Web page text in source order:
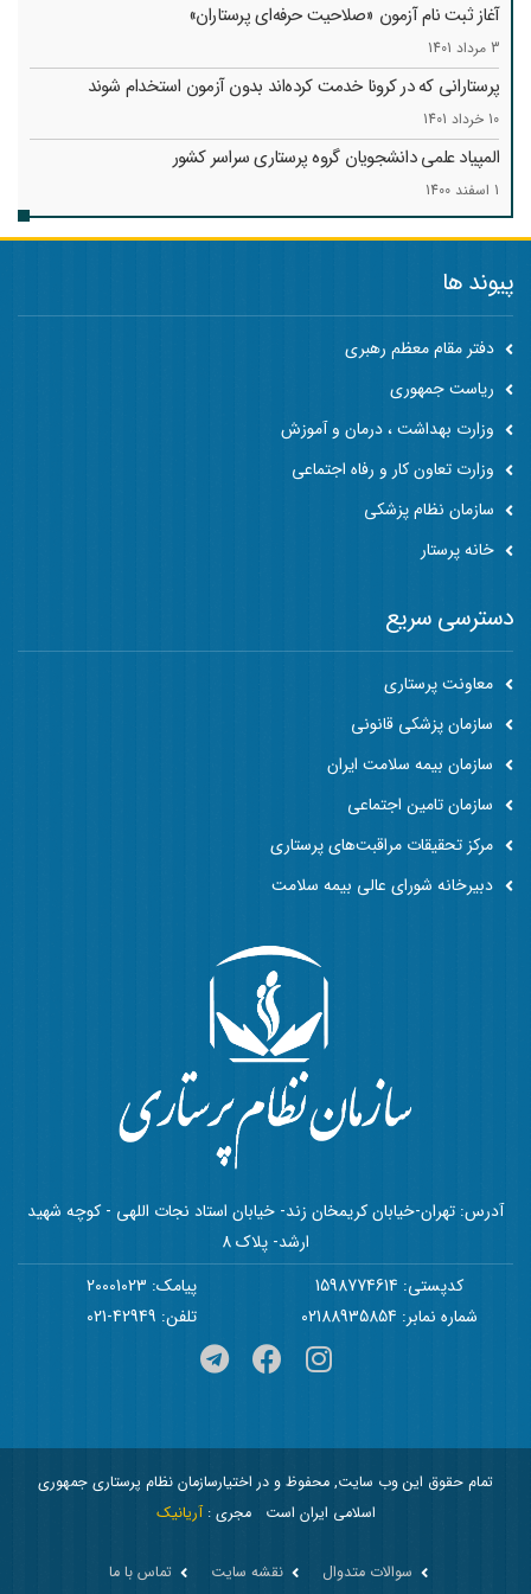
آغاز ثبت نام آزمون «صلاحیت حرفه‌ای پرستاران»
3 مرداد 1401
پرستارانی که در کرونا خدمت کرد‌ه‌اند بدون آزمون استخدام شوند
10 خرداد 1401
المپیاد علمی دانشجویان گروه پرستاری سراسر کشور
1 اسفند 1400
پیوند ها
دفتر مقام معظم رهبری
ریاست جمهوری
وزارت بهداشت ، درمان و آموزش
وزارت تعاون کار و رفاه اجتماعی
سازمان نظام پزشکی
خانه پرستار
آدرس: تهران-خیابان کریمخان زند- خیابان استاد نجات اللهی - کوچه شهید
ارشد- پلاک 8
کدپستی: 1598774614
پیامک: 20001023
شماره نمابر: 02188935854
تلفن: 42949-021
دسترسی سریع
معاونت پرستاری
سازمان پزشکی قانونی
سازمان بیمه سلامت ایران
سازمان تامین اجتماعی
مرکز تحقیقات مراقبت‌های پرستاری
دبیرخانه شورای عالی بیمه سلامت
تمام حقوق این وب سایت, محفوظ و در اختیارسازمان نظام پرستاری جمهوری
اسلامی ایران است
مجری :آریانیک
سوالات متدوال نقشه سایت تماس با ما